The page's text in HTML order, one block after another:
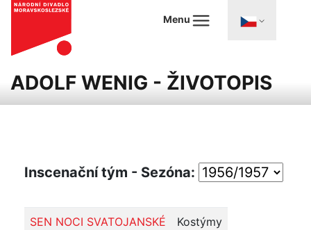
Menu
ADOLF WENIG - ŽIVOTOPIS
Inscenační tým - Sezóna:
SEN NOCI SVATOJANSKÉ Kostýmy